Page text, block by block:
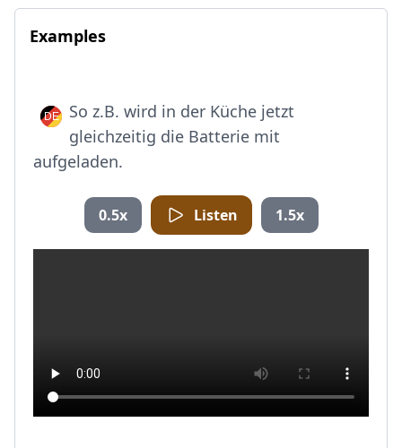
Examples
So z.B. wird in der Küche jetzt
gleichzeitig die Batterie mit
aufgeladen.
0.5x Listen 1.5x